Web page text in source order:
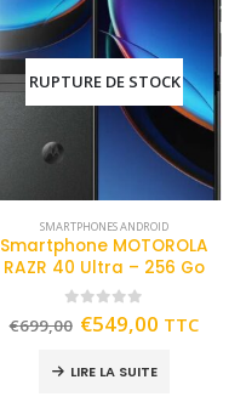
RUPTURE DE STOCK
SMARTPHONES ANDROID
Smartphone MOTOROLA
RAZR 40 Ultra – 256 Go
out of 5
€699,00 €549,00 TTC
LIRE LA SUITE